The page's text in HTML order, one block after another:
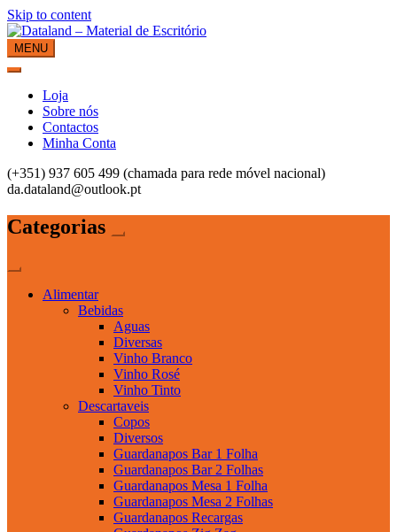
Skip to content
Dataland – Material de Escritório
Material de Escritório
MENU
Loja
Sobre nós
Contactos
Minha Conta
(+351) 937 605 499 (chamada para rede móvel nacional)
da.dataland@outlook.pt
Categorias
Alimentar
Bebidas
Aguas
Diversas
Vinho Branco
Vinho Rosé
Vinho Tinto
Descartaveis
Copos
Diversos
Guardanapos Bar 1 Folha
Guardanapos Bar 2 Folhas
Guardanapos Mesa 1 Folha
Guardanapos Mesa 2 Folhas
Guardanapos Recargas